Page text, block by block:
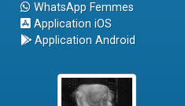
WhatsApp Femmes
Application iOS
Application Android